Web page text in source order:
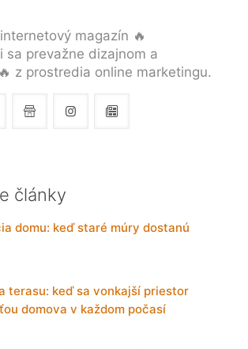
magazín 🔥
sa prevažne dizajnom a
z prostredia online marketingu.
články
domu: keď staré múry dostanú
terasu: keď sa vonkajší priestor
domova v každom počasí